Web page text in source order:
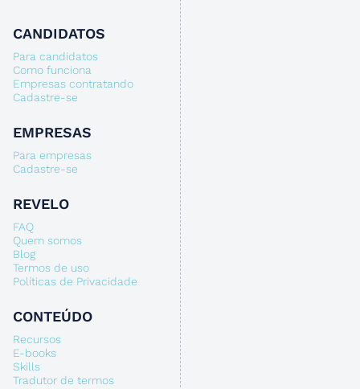
CANDIDATOS
Para candidatos
Como funciona
Empresas contratando
Cadastre-se
EMPRESAS
Para empresas
Cadastre-se
REVELO
FAQ
Quem somos
Blog
Termos de uso
Políticas de Privacidade
CONTEÚDO
Recursos
E-books
Skills
Tradutor de termos